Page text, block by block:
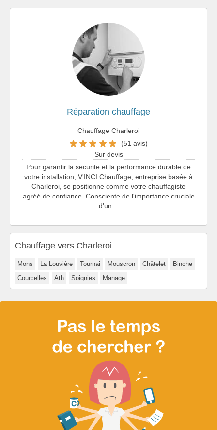
Réparation chauffage
Chauffage Charleroi
(51 avis)
Sur devis
Pour garantir la sécurité et la performance durable de
votre installation, V'INCI Chauffage, entreprise basée à
Charleroi, se positionne comme votre chauffagiste
agréé de confiance. Consciente de l'importance cruciale
d'un…
Chauffage vers Charleroi
Mons La Louvière Tournai Mouscron Châtelet
Binche
Courcelles
Ath Soignies Manage